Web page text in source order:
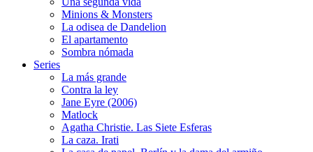
Minions & Monsters
La odisea de Dandelion
El apartamento
Sombra nómada
Series
La más grande
Contra la ley
Jane Eyre (2006)
Matlock
Agatha Christie. Las Siete Esferas
La caza. Irati